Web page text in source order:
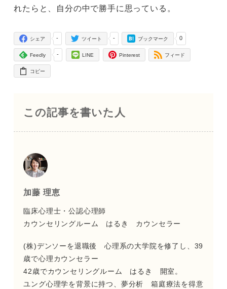
れたらと、自分の中で勝手に思っている。
-
シェア -
ツイート 0
ブックマーク
-
Feedly LINE Pinterest フィード
コピー
この記事を書いた人
加藤 理恵
臨床心理士・公認心理師
カウンセリングルーム はるき カウンセラー
(株)デンソーを退職後 心理系の大学院を修了し、39
歳で心理カウンセラー
42歳でカウンセリングルーム はるき 開室。
ユング心理学を背景に持つ、夢分析 箱庭療法を得意